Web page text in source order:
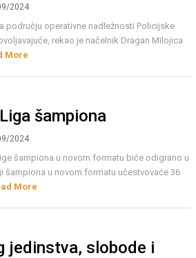
2024
području operativne nadležnosti Policijske
rekao je načelnik Dragan Milojica
More
šampiona
2024
šampiona u novom formatu biće odigrano u
šampiona u novom formatu učestvovaće 36
More
jedinstva, slobode i